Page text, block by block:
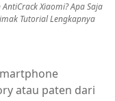
Xiaomi? Apa Saja
Tutorial Lengkapnya
atau paten dari